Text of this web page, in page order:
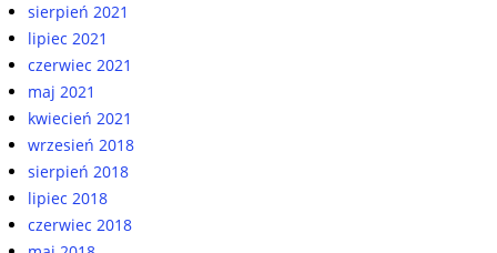
sierpień 2021
lipiec 2021
czerwiec 2021
maj 2021
kwiecień 2021
wrzesień 2018
sierpień 2018
lipiec 2018
czerwiec 2018